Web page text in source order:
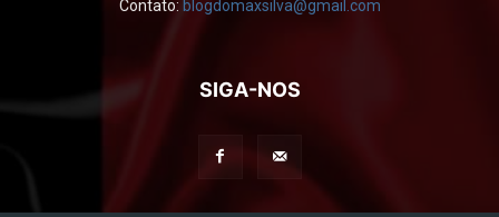
Contato: blogdomaxsilva@gmail.com
SIGA-NOS